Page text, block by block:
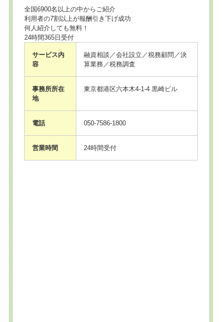
全国6900名以上の中からご紹介
利用者の7割以上が報酬引き下げ成功
何人紹介しても無料！
24時間365日受付
サービス内
容
融資相談／会社設立／税務顧問／決
算業務／税務調査
事務所所在
地
東京都港区六本木4-1-4 黒崎ビル
電話 050-7586-1800
営業時間 24時間受付